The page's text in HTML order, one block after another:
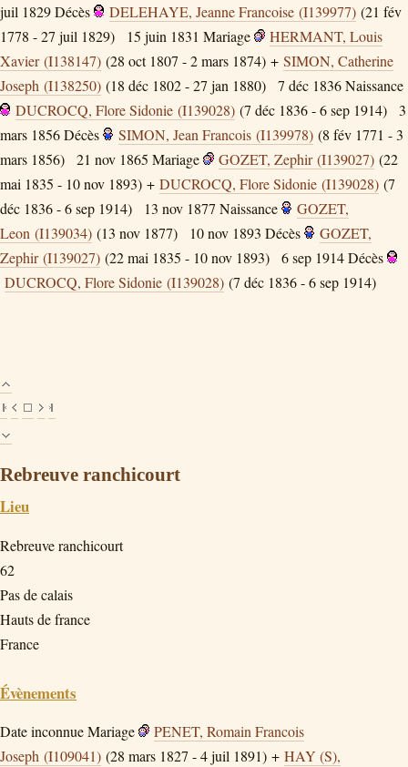
juil 1829Décès DELEHAYE, Jeanne Francoise (I139977) (21 fév
1778 - 27 juil 1829)
15 juin 1831 Mariage
HERMANT, Louis
Xavier (I138147) (28 oct 1807 - 2 mars 1874) + SIMON, Catherine
Joseph (I138250) (18 déc 1802 - 27 jan 1880) 7 déc 1836Naissance
DUCROCQ, Flore Sidonie (I139028) (7 déc 1836 - 6 sep 1914)
3
mars 1856Décès SIMON, Jean Francois (I139978) (8 fév 1771 - 3
mars 1856)
21 nov 1865 Mariage GOZET, Zephir (I139027) (22
mai 1835 - 10 nov 1893) + DUCROCQ, Flore Sidonie (I139028) (7
déc 1836 - 6 sep 1914)
13 nov 1877 Naissance
GOZET,
Leon (I139034) (13 nov 1877) 10 nov 1893 Décès
GOZET,
Zephir (I139027) (22 mai 1835 - 10 nov 1893) 6 sep 1914Décès
DUCROCQ, Flore Sidonie (I139028) (7 déc 1836 - 6 sep 1914)
Rebreuve ranchicourt
Lieu
Rebreuve ranchicourt
62
Pas de calais
Hauts de france
France
Évènements
Date inconnueMariage
PENET, Romain Francois
Joseph (I109041) (28 mars 1827 - 4 juil 1891) + HAY (S),